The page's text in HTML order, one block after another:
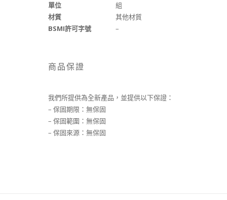
單位
組
材質
其他材質
BSMI許可字號
–
商品保證
我們所提供為全新產品，並提供以下保證：
– 保固期限：無保固
– 保固範圍：無保固
– 保固來源：無保固